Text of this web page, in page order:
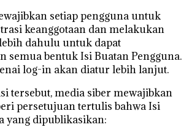
setiap pengguna untuk
keanggotaan dan melakukan
dahulu untuk dapat
semua bentuk Isi Buatan Pengguna.
log-in akan diatur lebih lanjut.
tersebut, media siber mewajibkan
persetujuan tertulis bahwa Isi
yang dipublikasikan: